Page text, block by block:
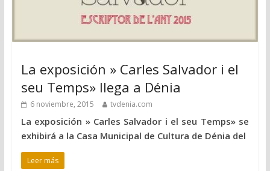
La exposición » Carles Salvador i el
seu Temps» llega a Dénia
6 noviembre, 2015 tvdenia.com
La exposición » Carles Salvador i el seu Temps» se
exhibirá a la Casa Municipal de Cultura de Dénia del
Leer más